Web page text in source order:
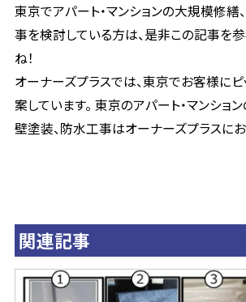
東京でアパート・マンションの大規模修繕
事を検討している方は、是非この記事を
ね！
オーナーズプラスでは、東京でお客様に
案しています。 東京のアパート・マンショ
壁塗装、防水工事はオーナーズプラスにお
関連記事